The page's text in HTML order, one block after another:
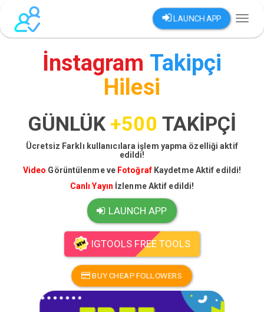
LAUNCH APP
İnstagram Takipçi
Hilesi
GÜNLÜK +500 TAKİPÇİ
Ücretsiz Farklı kullanıcılara işlem yapma özelliği aktif
edildi!
Video Görüntülenme ve Fotoğraf Kaydetme Aktif edildi!
Canlı Yayın İzlenme Aktif edildi!
LAUNCH APP
IGTOOLS FREE TOOLS
BUY CHEAP FOLLOWERS